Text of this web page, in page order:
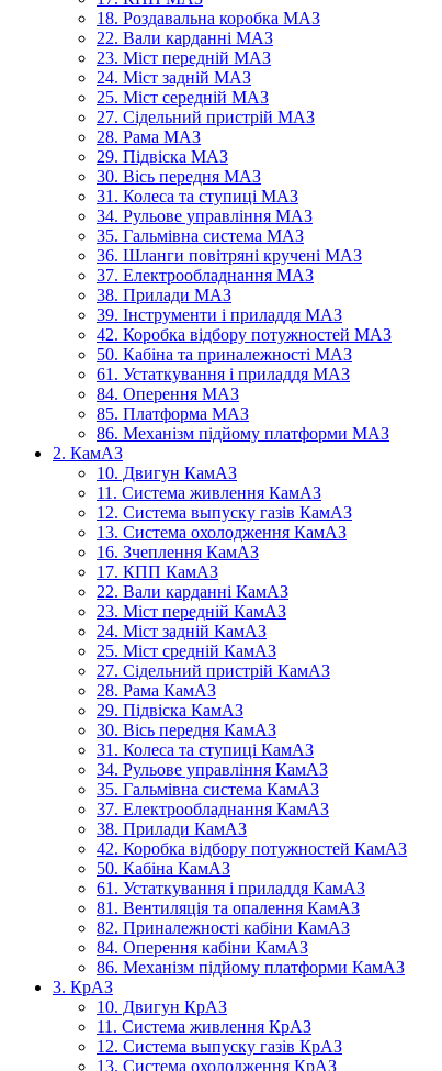
18. Роздавальна коробка МАЗ
22. Вали карданні МАЗ
23. Міст передній МАЗ
24. Міст задній МАЗ
25. Міст середній МАЗ
27. Сідельний пристрій МАЗ
28. Рама МАЗ
29. Підвіска МАЗ
30. Вісь передня МАЗ
31. Колеса та ступиці МАЗ
34. Рульове управління МАЗ
35. Гальмівна система МАЗ
36. Шланги повітряні кручені МАЗ
37. Електрообладнання МАЗ
38. Прилади МАЗ
39. Інструменти і приладдя МАЗ
42. Коробка відбору потужностей МАЗ
50. Кабіна та приналежності МАЗ
61. Устаткування і приладдя МАЗ
84. Оперення МАЗ
85. Платформа МАЗ
86. Механізм підйому платформи МАЗ
2. КамАЗ
10. Двигун КамАЗ
11. Система живлення КамАЗ
12. Система выпуску газів КамАЗ
13. Система охолодження КамАЗ
16. Зчеплення КамАЗ
17. КПП КамАЗ
22. Вали карданні КамАЗ
23. Міст передній КамАЗ
24. Міст задній КамАЗ
25. Міст средній КамАЗ
27. Сідельний пристрій КамАЗ
28. Рама КамАЗ
29. Підвіска КамАЗ
30. Вісь передня КамАЗ
31. Колеса та ступиці КамАЗ
34. Рульове управління КамАЗ
35. Гальмівна система КамАЗ
37. Електрообладнання КамАЗ
38. Прилади КамАЗ
42. Коробка відбору потужностей КамАЗ
50. Кабіна КамАЗ
61. Устаткування і приладдя КамАЗ
81. Вентиляція та опалення КамАЗ
82. Приналежності кабіни КамАЗ
84. Оперення кабіни КамАЗ
86. Механізм підйому платформи КамАЗ
3. КрАЗ
10. Двигун КрАЗ
11. Система живлення КрАЗ
12. Система выпуску газів КрАЗ
13. Система охолодження КрАЗ